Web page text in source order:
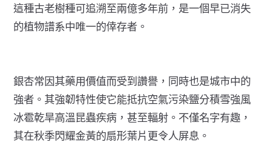
這種古老樹種可追溯至兩億多年前，是一個早已消失
的植物譜系中唯一的倖存者。
銀杏常因其藥用價值而受到讚譽，同時也是城市中的
強者。其強韌特性使它能抵抗空氣污染鹽分積雪強風
冰雹乾旱高溫昆蟲疾病，甚至輻射。不僅名字有趣，
其在秋季閃耀金黃的扇形葉片更令人屏息。